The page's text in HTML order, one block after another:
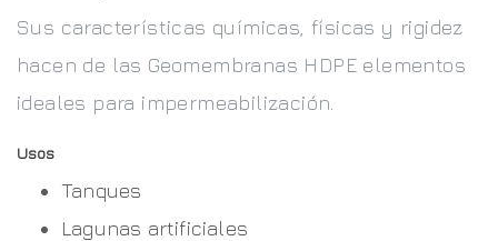
Sus características químicas, físicas y rigidez
hacen de las Geomembranas HDPE elementos
ideales para impermeabilización.
Usos
Tanques
Lagunas artificiales